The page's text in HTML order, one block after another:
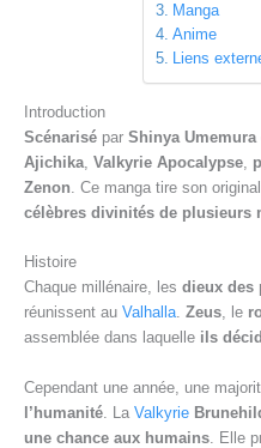
Manga
Anime
Liens
Introduction
Scénarisé par Shinya Umemura
Ajichika Valkyrie Apocalypse
Zenon . Ce manga tire son
célèbres divinités de plusieurs
Histoire
Chaque millénaire, les dieux des
réunissent au Valhalla. Zeus, le
assemblée dans laquelle ils
Cependant une année, une
l’humanité . La Valkyrie
une chance aux humains . Elle